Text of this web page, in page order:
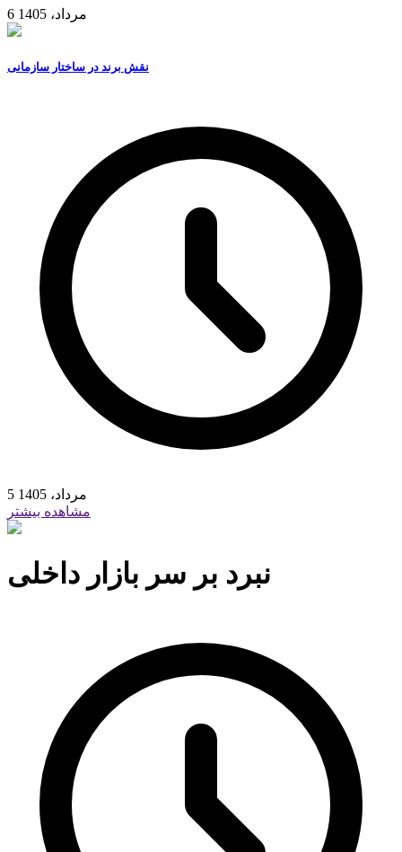
6 مرداد، 1405
نقش برند در ساختار سازمانی
5 مرداد، 1405
مشاهده بیشتر
نبرد بر سر بازار داخلی